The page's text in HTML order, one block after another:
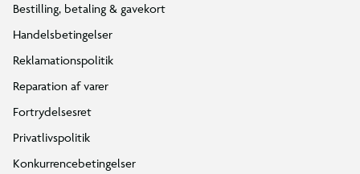
Bestilling, betaling & gavekort
Handelsbetingelser
Reklamationspolitik
Reparation af varer
Fortrydelsesret
Privatlivspolitik
Konkurrencebetingelser